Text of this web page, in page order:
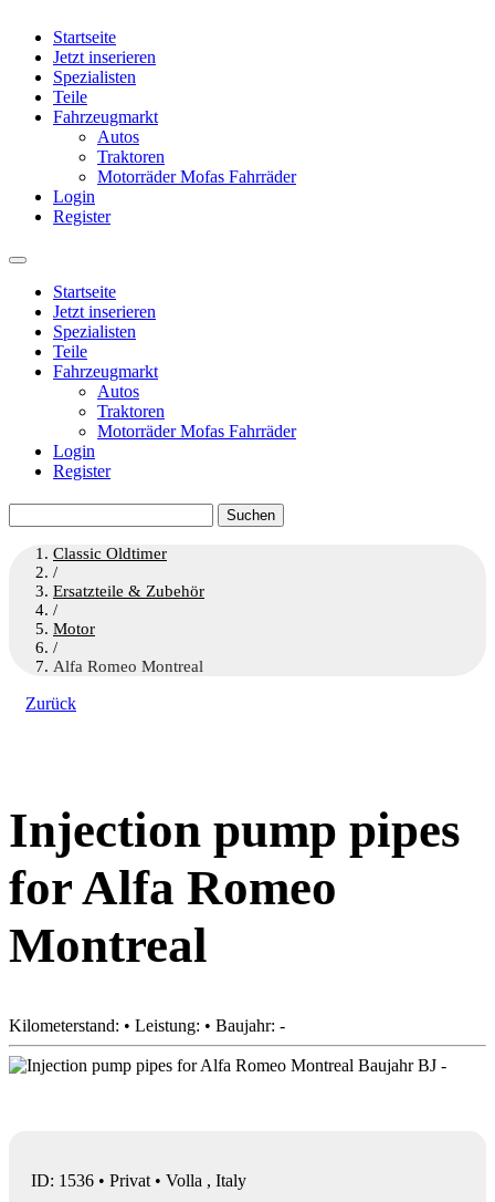
Startseite
Jetzt inserieren
Spezialisten
Teile
Fahrzeugmarkt
Autos
Traktoren
Motorräder Mofas Fahrräder
Login
Register
Startseite
Jetzt inserieren
Spezialisten
Teile
Fahrzeugmarkt
Autos
Traktoren
Motorräder Mofas Fahrräder
Login
Register
nach:
Classic Oldtimer
/
Ersatzteile & Zubehör
/
Motor
/
Alfa Romeo Montreal
Zurück
Injection pump pipes
for Alfa Romeo
Montreal
Kilometerstand: • Leistung: • Baujahr: -
ID: 1536 • Privat • Volla , Italy